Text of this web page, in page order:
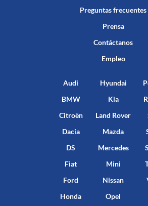
Preguntas frecuentes
Prensa
Contáctanos
Empleo
Audi
BMW
Citroën
Dacia
DS
Fiat
Ford
Honda
Hyundai
Kia
Land Rover
Mazda
Mercedes
Mini
Nissan
Opel